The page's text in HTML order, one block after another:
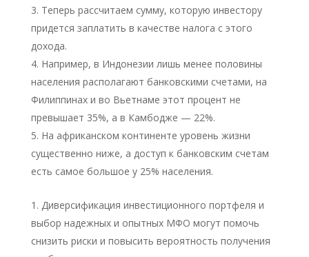
Теперь рассчитаем сумму, которую инвестору
придется заплатить в качестве налога с этого
дохода.
Например, в Индонезии лишь менее половины
населения располагают банковскими счетами, на
Филиппинах и во Вьетнаме этот процент не
превышает 35%, а в Камбодже — 22%.
На африканском континенте уровень жизни
существенно ниже, а доступ к банковским счетам
есть самое большое у 25% населения.
Диверсификация инвестиционного портфеля и
выбор надежных и опытных МФО могут помочь
снизить риски и повысить вероятность получения